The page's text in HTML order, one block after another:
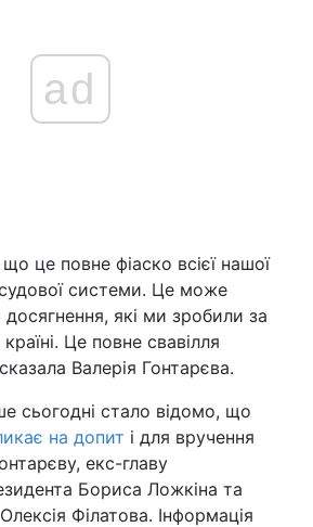
ad
це повне фіаско всієї нашої
системи. Це може
досягнення, які ми зробили за
Це повне свавілля
Валерія Гонтарєва.
сьогодні стало відомо, що
на допит і для вручення
екс-главу
Бориса Ложкіна та
Філатова. Інформація